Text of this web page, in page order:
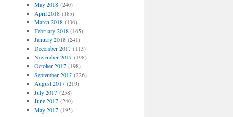
May 2018(240)
April 2018(185)
March 2018(106)
February 2018(165)
January 2018(241)
December 2017(113)
November 2017(198)
October 2017(198)
September 2017(226)
August 2017(219)
July 2017(258)
June 2017(240)
May 2017(195)